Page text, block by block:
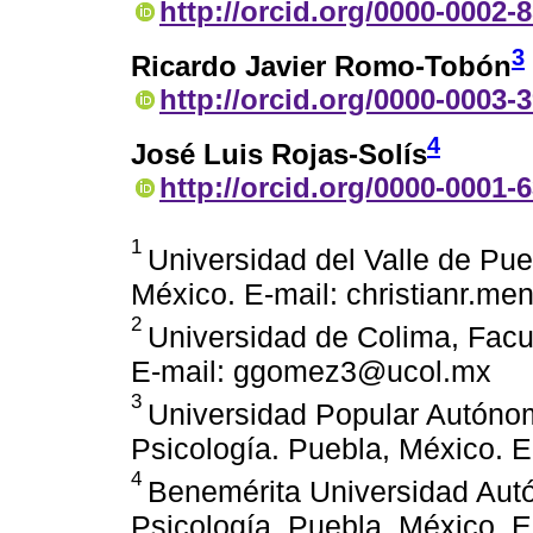
http://orcid.org/0000-0002-
Ricardo Javier Romo-Tobón3
http://orcid.org/0000-0003-
José Luis Rojas-Solís4
http://orcid.org/0000-0001-
1 Universidad del Valle de
México. E-mail:
2 Universidad de Colima,
E-mail: ggomez3@ucol.mx
3 Universidad Popular
Psicología. Puebla, México.
4 Benemérita Universidad
Psicología. Puebla, México.